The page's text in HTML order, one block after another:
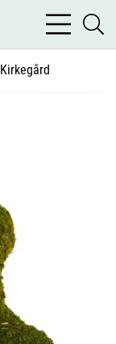
bars
light
Kirkegård